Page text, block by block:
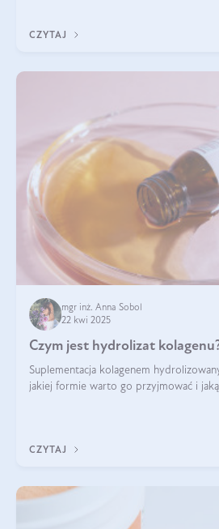
CZYTAJ
mgr inż. Anna Sobol
22 kwi 2025
Czym jest hydrolizat
Suplementacja kolagenem
jakiej formie warto go przyjmować i
CZYTAJ